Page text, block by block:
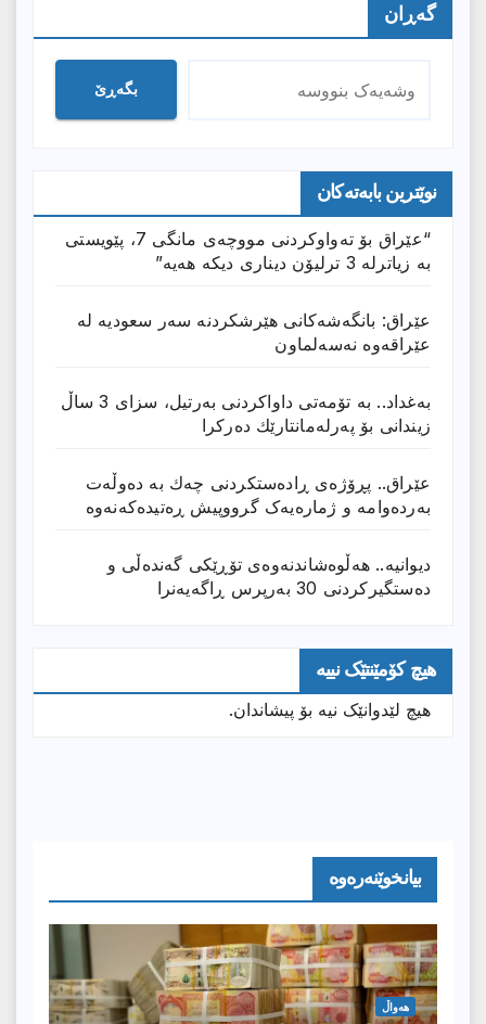
گەڕان
بگەڕێ
نوێترین بابەتەکان
“عێراق بۆ تەواوکردنی مووچەی مانگى 7، پێویستی
بە زیاترلە 3 ترلیۆن دیناری دیکە هەیە”
عێراق: بانگەشەكانی هێرشكردنە سەر سعودیە لە
عێراقەوە نەسەلماون
بەغداد.. بە تۆمەتی داواكردنی بەرتیل، سزای 3 ساڵ
زیندانی بۆ پەرلەمانتارێك دەركرا
عێراق.. پڕۆژەی ڕادەستكردنی چەك بە دەوڵەت
بەردەوامە و ژمارەیەک گرووپیش ڕەتیدەکەنەوە
دیوانیە.. هەڵوەشاندنەوەی تۆڕێكی گەندەڵی و
دەستگیركردنی 30 بەرپرس ڕاگەیەنرا
هیچ کۆمێنتێک نییە
هیچ لێدوانێک نیە بۆ پیشاندان.
بیانخوێنەرەوە
هەواڵ